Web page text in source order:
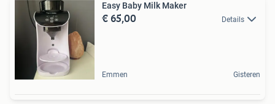
Easy Baby Milk Maker
€ 65,00 Details
Emmen Gisteren